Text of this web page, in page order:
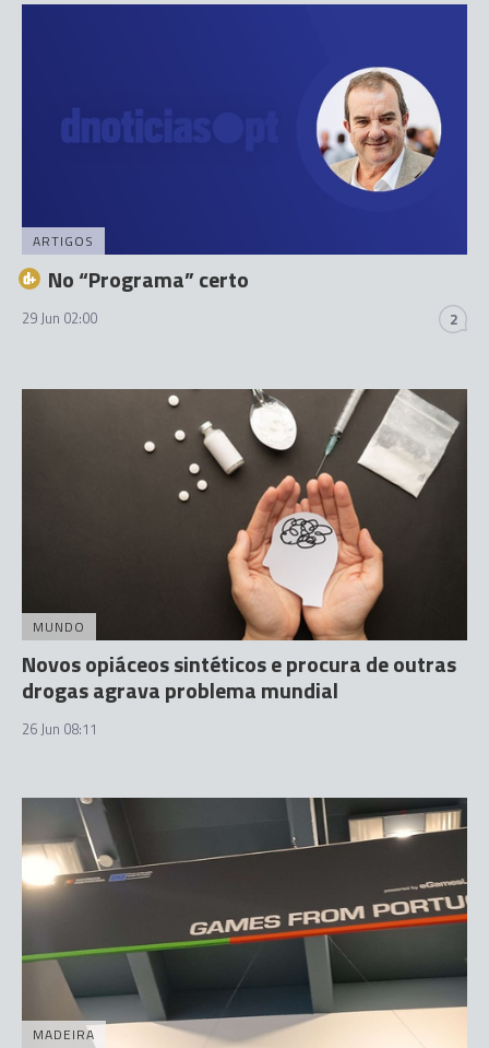
ARTIGOS
No “Programa” certo
29 Jun 02:00 2
MUNDO
Novos opiáceos sintéticos e procura de outras
drogas agrava problema mundial
26 Jun 08:11
MADEIRA